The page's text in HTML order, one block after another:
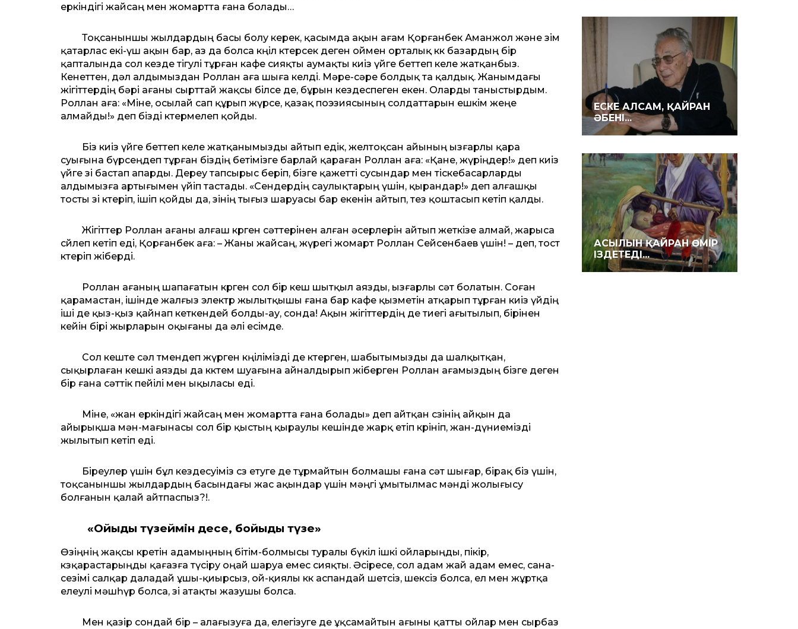
еркіндігі жайсаң мен жомартта ғана болады…
Тоқсаныншы жылдардың басы болу керек, қасымда ақын ағам Қорғанбек Аманжол және өзім
қатарлас екі-үш ақын бар, аз да болса көңіл көтерсек деген оймен орталық көк базардың бір
қапталында сол кезде тігулі тұрған кафе сияқты аумақты киіз үйге беттеп келе жатқанбыз.
Кенеттен, дәл алдымыздан Роллан аға шыға келді. Мәре-сәре болдық та қалдық. Жанымдағы
жігіттердің бәрі ағаны сырттай жақсы білсе де, бұрын кездеспеген екен. Оларды таныстырдым.
Роллан аға: «Міне, осылай сап құрып жүрсе, қазақ поэзиясының солдаттарын ешкім жеңе
алмайды!» деп бізді көтермелеп қойды.
Біз киіз үйге беттеп келе жатқанымызды айтып едік, желтоқсан айының ызғарлы қара
суығына бүрсеңдеп тұрған біздің бетімізге барлай қараған Роллан аға: «Қане, жүріңдер!» деп киіз
үйге өзі бастап апарды. Дереу тапсырыс беріп, бізге қажетті сусындар мен тіскебасарларды
алдымызға артығымен үйіп тастады. «Сендердің саулықтарың үшін, қырандар!» деп алғашқы
тосты өзі көтеріп, ішіп қойды да, өзінің тығыз шаруасы бар екенін айтып, тез қоштасып кетіп қалды.
Жігіттер Роллан ағаны алғаш көрген сәттерінен алған әсерлерін айтып жеткізе алмай, жарыса
сөйлеп кетіп еді, Қорғанбек аға: – Жаны жайсаң, жүрегі жомарт Роллан Сейсенбаев үшін! – деп, тост
көтеріп жіберді.
Роллан ағаның шапағатын көрген сол бір кеш шытқыл аязды, ызғарлы сәт болатын. Соған
қарамастан, ішінде жалғыз электр жылытқышы ғана бар кафе қызметін атқарып тұрған киіз үйдің
іші де қыз-қыз қайнап кеткендей болды-ау, сонда! Ақын жігіттердің де тиегі ағытылып, бірінен
кейін бірі жырларын оқығаны да әлі есімде.
Сол кеште сәл төмендеп жүрген көңілімізді де көтерген, шабытымызды да шалқытқан,
сықырлаған кешкі аязды да көктем шуағына айналдырып жіберген Роллан ағамыздың бізге деген
бір ғана сәттік пейілі мен ықыласы еді.
Міне, «жан еркіндігі жайсаң мен жомартта ғана болады» деп айтқан сөзінің айқын да
айырықша мән-мағынасы сол бір қыстың қыраулы кешінде жарқ етіп көрініп, жан-дүниемізді
жылытып кетіп еді.
Біреулер үшін бұл кездесуіміз сөз етуге де тұрмайтын болмашы ғана сәт шығар, бірақ біз үшін,
тоқсаныншы жылдардың басындағы жас ақындар үшін мәңгі ұмытылмас мәнді жолығысу
болғанын қалай айтпаспыз?!.
«Ойыңды түзеймін десең, бойыңды түзе»
Өзіңнің жақсы көретін адамыңның бітім-болмысы туралы бүкіл ішкі ойларыңды, пікір,
көзқарастарыңды қағазға түсіру оңай шаруа емес сияқты. Әсіресе, сол адам жай адам емес, сана-
сезімі салқар даладай ұшы-қиырсыз, ой-қиялы көк аспандай шетсіз, шексіз болса, ел мен жұртқа
елеулі мәшһүр болса, өзі атақты жазушы болса.
Мен қазір сондай бір – алағызуға да, елегізуге де ұқсамайтын ағыны қатты ойлар мен сырбаз
ЕСКЕ АЛСАМ, ҚАЙРАН
ӘБЕНІ...
АСЫЛЫН ҚАЙРАН ӨМІР
ІЗДЕТЕДІ...